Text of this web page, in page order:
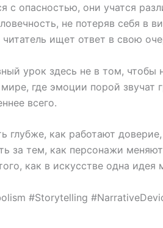
опасностью, они учатся
не потеряв себя в
ищет ответ в свою
урок здесь не в том,
где эмоции порой
всего.
глубже, как работают
за тем, как персонажи
как в искусстве одна
#Storytelling